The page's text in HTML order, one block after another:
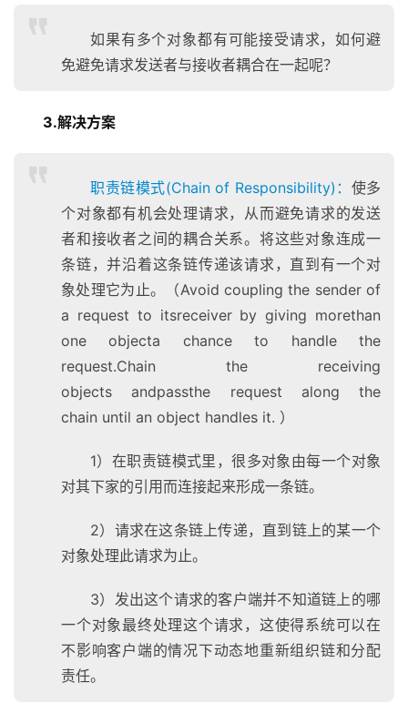
如果有多个对象都有可能接受请求，如何避
免避免请求发送者与接收者耦合在一起呢？
3.解决方案
职责链模式(Chain of Responsibility) ： 使多
个对象都有机会处理请求，从而避免请求的发送
者和接收者之间的耦合关系。将这些对象连成一
条链，并沿着这条链传递该请求，直到有一个对
象处理它为止。（Avoid coupling the sender of
a request to itsreceiver by giving morethan
one objecta chance to handle the
request.Chain the receiving
objects andpassthe request along the
chain until an object handles it. ）
1）在职责链模式里，很多对象由每一个对象
对其下家的引用而连接起来形成一条链。
2）请求在这条链上传递，直到链上的某一个
对象处理此请求为止。
3）发出这个请求的客户端并不知道链上的哪
一个对象最终处理这个请求，这使得系统可以在
不影响客户端的情况下动态地重新组织链和分配
责任。